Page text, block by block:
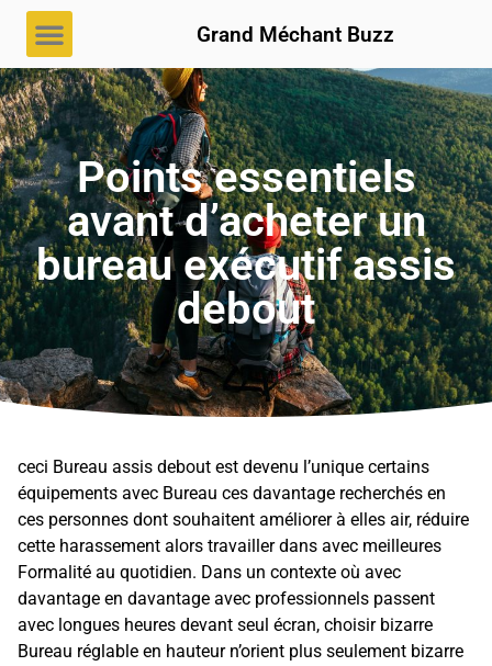
Grand Méchant Buzz
Points essentiels
avant d’acheter un
bureau exécutif assis
debout
ceci Bureau assis debout est devenu l’unique certains
équipements avec Bureau ces davantage recherchés en
ces personnes dont souhaitent améliorer à elles air, réduire
cette harassement alors travailler dans avec meilleures
Formalité au quotidien. Dans un contexte où avec
davantage en davantage avec professionnels passent
avec longues heures devant seul écran, choisir bizarre
Bureau réglable en hauteur n’orient plus seulement bizarre